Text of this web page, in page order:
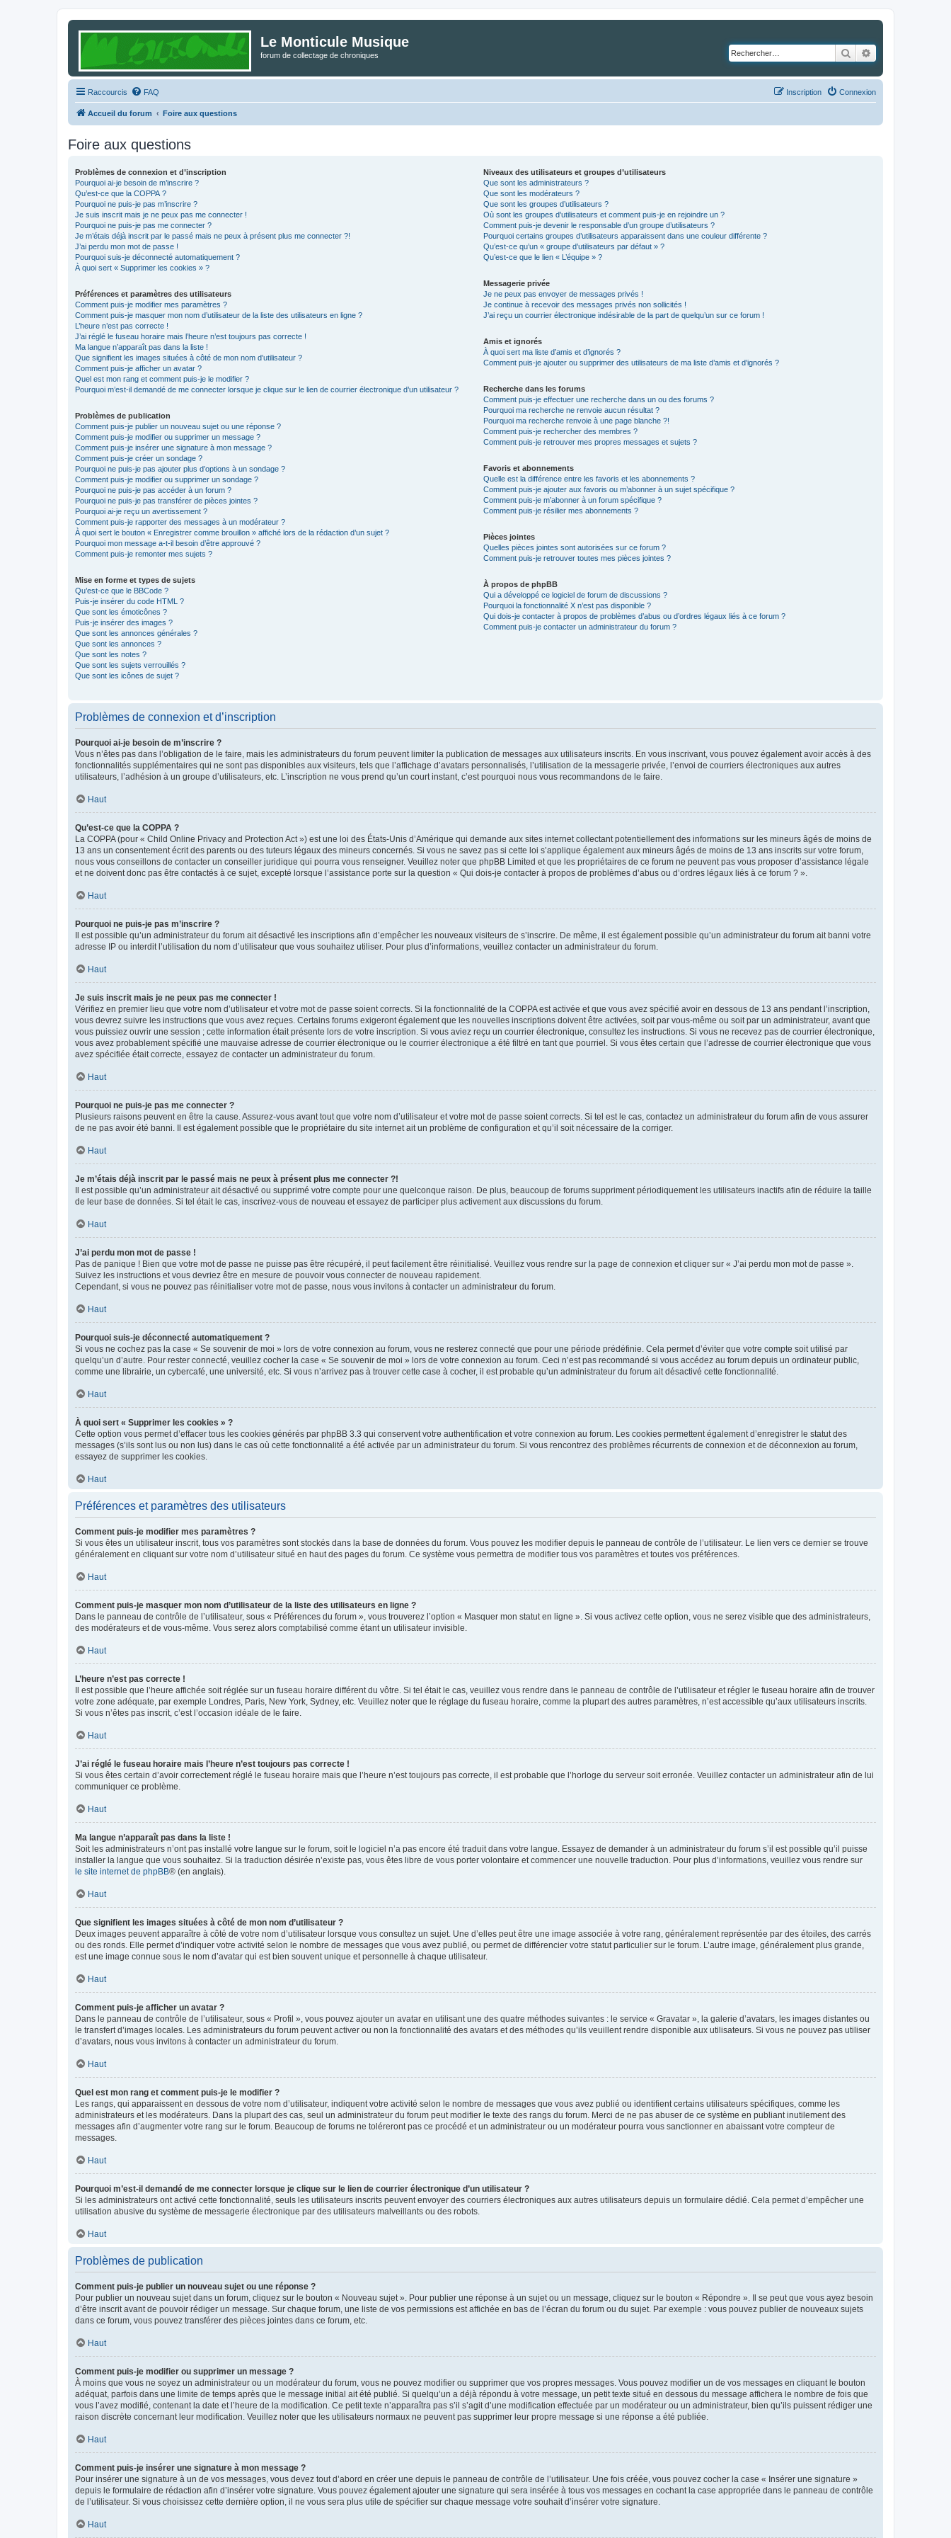
Le Monticule Musique
forum de collectage de chroniques Rechercher
Raccourcis FAQ Connexion
Inscription
Accueil du forum Foire aux questions
Foire aux questions
Problèmes de connexion et d’inscription
Pourquoi ai-je besoin de m’inscrire ?
Qu’est-ce que la COPPA ?
Pourquoi ne puis-je pas m’inscrire ?
Je suis inscrit mais je ne peux pas me connecter !
Pourquoi ne puis-je pas me connecter ?
Je m’étais déjà inscrit par le passé mais ne peux à présent plus me connecter ?!
J’ai perdu mon mot de passe !
Pourquoi suis-je déconnecté automatiquement ?
À quoi sert « Supprimer les cookies » ?
Préférences et paramètres des utilisateurs
Comment puis-je modifier mes paramètres ?
Comment puis-je masquer mon nom d’utilisateur de la liste des utilisateurs en ligne ?
L’heure n’est pas correcte !
J’ai réglé le fuseau horaire mais l’heure n’est toujours pas correcte !
Ma langue n’apparaît pas dans la liste !
Que signifient les images situées à côté de mon nom d’utilisateur ?
Comment puis-je afficher un avatar ?
Quel est mon rang et comment puis-je le modifier ?
Pourquoi m’est-il demandé de me connecter lorsque je clique sur le lien de courrier électronique d’un utilisateur ?
Problèmes de publication
Comment puis-je publier un nouveau sujet ou une réponse ?
Comment puis-je modifier ou supprimer un message ?
Comment puis-je insérer une signature à mon message ?
Comment puis-je créer un sondage ?
Pourquoi ne puis-je pas ajouter plus d’options à un sondage ?
Comment puis-je modifier ou supprimer un sondage ?
Pourquoi ne puis-je pas accéder à un forum ?
Pourquoi ne puis-je pas transférer de pièces jointes ?
Pourquoi ai-je reçu un avertissement ?
Comment puis-je rapporter des messages à un modérateur ?
À quoi sert le bouton « Enregistrer comme brouillon » affiché lors de la rédaction d’un sujet ?
Pourquoi mon message a-t-il besoin d’être approuvé ?
Comment puis-je remonter mes sujets ?
Mise en forme et types de sujets
Qu’est-ce que le BBCode ?
Puis-je insérer du code HTML ?
Que sont les émoticônes ?
Puis-je insérer des images ?
Que sont les annonces générales ?
Que sont les annonces ?
Que sont les notes ?
Que sont les sujets verrouillés ?
Que sont les icônes de sujet ?
Niveaux des utilisateurs et groupes d’utilisateurs
Que sont les administrateurs ?
Que sont les modérateurs ?
Que sont les groupes d’utilisateurs ?
Où sont les groupes d’utilisateurs et comment puis-je en rejoindre un ?
Comment puis-je devenir le responsable d’un groupe d’utilisateurs ?
Pourquoi certains groupes d’utilisateurs apparaissent dans une couleur différente ?
Qu’est-ce qu’un « groupe d’utilisateurs par défaut » ?
Qu’est-ce que le lien « L’équipe » ?
Messagerie privée
Je ne peux pas envoyer de messages privés !
Je continue à recevoir des messages privés non sollicités !
J’ai reçu un courrier électronique indésirable de la part de quelqu’un sur ce forum !
Amis et ignorés
À quoi sert ma liste d’amis et d’ignorés ?
Comment puis-je ajouter ou supprimer des utilisateurs de ma liste d’amis et d’ignorés ?
Recherche dans les forums
Comment puis-je effectuer une recherche dans un ou des forums ?
Pourquoi ma recherche ne renvoie aucun résultat ?
Pourquoi ma recherche renvoie à une page blanche ?!
Comment puis-je rechercher des membres ?
Comment puis-je retrouver mes propres messages et sujets ?
Favoris et abonnements
Quelle est la différence entre les favoris et les abonnements ?
Comment puis-je ajouter aux favoris ou m’abonner à un sujet spécifique ?
Comment puis-je m’abonner à un forum spécifique ?
Comment puis-je résilier mes abonnements ?
Pièces jointes
Quelles pièces jointes sont autorisées sur ce forum ?
Comment puis-je retrouver toutes mes pièces jointes ?
À propos de phpBB
Qui a développé ce logiciel de forum de discussions ?
Pourquoi la fonctionnalité X n’est pas disponible ?
Qui dois-je contacter à propos de problèmes d’abus ou d’ordres légaux liés à ce forum ?
Comment puis-je contacter un administrateur du forum ?
Problèmes de connexion et d’inscription
Pourquoi ai-je besoin de m’inscrire ?
Vous n’êtes pas dans l’obligation de le faire, mais les administrateurs du forum peuvent limiter la publication de messages aux utilisateurs inscrits. En vous inscrivant, vous pouvez également avoir accès à des
fonctionnalités supplémentaires qui ne sont pas disponibles aux visiteurs, tels que l’affichage d’avatars personnalisés, l’utilisation de la messagerie privée, l’envoi de courriers électroniques aux autres
utilisateurs, l’adhésion à un groupe d’utilisateurs, etc. L’inscription ne vous prend qu’un court instant, c’est pourquoi nous vous recommandons de le faire.
Haut
Qu’est-ce que la COPPA ?
La COPPA (pour « Child Online Privacy and Protection Act ») est une loi des États-Unis d’Amérique qui demande aux sites internet collectant potentiellement des informations sur les mineurs âgés de moins de
13 ans un consentement écrit des parents ou des tuteurs légaux des mineurs concernés. Si vous ne savez pas si cette loi s’applique également aux mineurs âgés de moins de 13 ans inscrits sur votre forum,
nous vous conseillons de contacter un conseiller juridique qui pourra vous renseigner. Veuillez noter que phpBB Limited et que les propriétaires de ce forum ne peuvent pas vous proposer d’assistance légale
et ne doivent donc pas être contactés à ce sujet, excepté lorsque l’assistance porte sur la question « Qui dois-je contacter à propos de problèmes d’abus ou d’ordres légaux liés à ce forum ? ».
Haut
Pourquoi ne puis-je pas m’inscrire ?
Il est possible qu’un administrateur du forum ait désactivé les inscriptions afin d’empêcher les nouveaux visiteurs de s’inscrire. De même, il est également possible qu’un administrateur du forum ait banni votre
adresse IP ou interdit l’utilisation du nom d’utilisateur que vous souhaitez utiliser. Pour plus d’informations, veuillez contacter un administrateur du forum.
Haut
Je suis inscrit mais je ne peux pas me connecter !
Vérifiez en premier lieu que votre nom d’utilisateur et votre mot de passe soient corrects. Si la fonctionnalité de la COPPA est activée et que vous avez spécifié avoir en dessous de 13 ans pendant l’inscription,
vous devrez suivre les instructions que vous avez reçues. Certains forums exigeront également que les nouvelles inscriptions doivent être activées, soit par vous-même ou soit par un administrateur, avant que
vous puissiez ouvrir une session ; cette information était présente lors de votre inscription. Si vous aviez reçu un courrier électronique, consultez les instructions. Si vous ne recevez pas de courrier électronique,
vous avez probablement spécifié une mauvaise adresse de courrier électronique ou le courrier électronique a été filtré en tant que pourriel. Si vous êtes certain que l’adresse de courrier électronique que vous
avez spécifiée était correcte, essayez de contacter un administrateur du forum.
Haut
Pourquoi ne puis-je pas me connecter ?
Plusieurs raisons peuvent en être la cause. Assurez-vous avant tout que votre nom d’utilisateur et votre mot de passe soient corrects. Si tel est le cas, contactez un administrateur du forum afin de vous assurer
de ne pas avoir été banni. Il est également possible que le propriétaire du site internet ait un problème de configuration et qu’il soit nécessaire de la corriger.
Haut
Je m’étais déjà inscrit par le passé mais ne peux à présent plus me connecter ?!
Il est possible qu’un administrateur ait désactivé ou supprimé votre compte pour une quelconque raison. De plus, beaucoup de forums suppriment périodiquement les utilisateurs inactifs afin de réduire la taille
de leur base de données. Si tel était le cas, inscrivez-vous de nouveau et essayez de participer plus activement aux discussions du forum.
Haut
J’ai perdu mon mot de passe !
Pas de panique ! Bien que votre mot de passe ne puisse pas être récupéré, il peut facilement être réinitialisé. Veuillez vous rendre sur la page de connexion et cliquer sur « J’ai perdu mon mot de passe ».
Suivez les instructions et vous devriez être en mesure de pouvoir vous connecter de nouveau rapidement.
Cependant, si vous ne pouvez pas réinitialiser votre mot de passe, nous vous invitons à contacter un administrateur du forum.
Haut
Pourquoi suis-je déconnecté automatiquement ?
Si vous ne cochez pas la case « Se souvenir de moi » lors de votre connexion au forum, vous ne resterez connecté que pour une période prédéfinie. Cela permet d’éviter que votre compte soit utilisé par
quelqu’un d’autre. Pour rester connecté, veuillez cocher la case « Se souvenir de moi » lors de votre connexion au forum. Ceci n’est pas recommandé si vous accédez au forum depuis un ordinateur public,
comme une librairie, un cybercafé, une université, etc. Si vous n’arrivez pas à trouver cette case à cocher, il est probable qu’un administrateur du forum ait désactivé cette fonctionnalité.
Haut
À quoi sert « Supprimer les cookies » ?
Cette option vous permet d’effacer tous les cookies générés par phpBB 3.3 qui conservent votre authentification et votre connexion au forum. Les cookies permettent également d’enregistrer le statut des
messages (s’ils sont lus ou non lus) dans le cas où cette fonctionnalité a été activée par un administrateur du forum. Si vous rencontrez des problèmes récurrents de connexion et de déconnexion au forum,
essayez de supprimer les cookies.
Haut
Préférences et paramètres des utilisateurs
Comment puis-je modifier mes paramètres ?
Si vous êtes un utilisateur inscrit, tous vos paramètres sont stockés dans la base de données du forum. Vous pouvez les modifier depuis le panneau de contrôle de l’utilisateur. Le lien vers ce dernier se trouve
généralement en cliquant sur votre nom d’utilisateur situé en haut des pages du forum. Ce système vous permettra de modifier tous vos paramètres et toutes vos préférences.
Haut
Comment puis-je masquer mon nom d’utilisateur de la liste des utilisateurs en ligne ?
Dans le panneau de contrôle de l’utilisateur, sous « Préférences du forum », vous trouverez l’option « Masquer mon statut en ligne ». Si vous activez cette option, vous ne serez visible que des administrateurs,
des modérateurs et de vous-même. Vous serez alors comptabilisé comme étant un utilisateur invisible.
Haut
L’heure n’est pas correcte !
Il est possible que l’heure affichée soit réglée sur un fuseau horaire différent du vôtre. Si tel était le cas, veuillez vous rendre dans le panneau de contrôle de l’utilisateur et régler le fuseau horaire afin de trouver
votre zone adéquate, par exemple Londres, Paris, New York, Sydney, etc. Veuillez noter que le réglage du fuseau horaire, comme la plupart des autres paramètres, n’est accessible qu’aux utilisateurs inscrits.
Si vous n’êtes pas inscrit, c’est l’occasion idéale de le faire.
Haut
J’ai réglé le fuseau horaire mais l’heure n’est toujours pas correcte !
Si vous êtes certain d’avoir correctement réglé le fuseau horaire mais que l’heure n’est toujours pas correcte, il est probable que l’horloge du serveur soit erronée. Veuillez contacter un administrateur afin de lui
communiquer ce problème.
Haut
Ma langue n’apparaît pas dans la liste !
Soit les administrateurs n’ont pas installé votre langue sur le forum, soit le logiciel n’a pas encore été traduit dans votre langue. Essayez de demander à un administrateur du forum s’il est possible qu’il puisse
installer la langue que vous souhaitez. Si la traduction désirée n’existe pas, vous êtes libre de vous porter volontaire et commencer une nouvelle traduction. Pour plus d’informations, veuillez vous rendre sur
le site internet de phpBB® (en anglais).
Haut
Que signifient les images situées à côté de mon nom d’utilisateur ?
Deux images peuvent apparaître à côté de votre nom d’utilisateur lorsque vous consultez un sujet. Une d’elles peut être une image associée à votre rang, généralement représentée par des étoiles, des carrés
ou des ronds. Elle permet d’indiquer votre activité selon le nombre de messages que vous avez publié, ou permet de différencier votre statut particulier sur le forum. L’autre image, généralement plus grande,
est une image connue sous le nom d’avatar qui est bien souvent unique et personnelle à chaque utilisateur.
Haut
Comment puis-je afficher un avatar ?
Dans le panneau de contrôle de l’utilisateur, sous « Profil », vous pouvez ajouter un avatar en utilisant une des quatre méthodes suivantes : le service « Gravatar », la galerie d’avatars, les images distantes ou
le transfert d’images locales. Les administrateurs du forum peuvent activer ou non la fonctionnalité des avatars et des méthodes qu’ils veuillent rendre disponible aux utilisateurs. Si vous ne pouvez pas utiliser
d’avatars, nous vous invitons à contacter un administrateur du forum.
Haut
Quel est mon rang et comment puis-je le modifier ?
Les rangs, qui apparaissent en dessous de votre nom d’utilisateur, indiquent votre activité selon le nombre de messages que vous avez publié ou identifient certains utilisateurs spécifiques, comme les
administrateurs et les modérateurs. Dans la plupart des cas, seul un administrateur du forum peut modifier le texte des rangs du forum. Merci de ne pas abuser de ce système en publiant inutilement des
messages afin d’augmenter votre rang sur le forum. Beaucoup de forums ne toléreront pas ce procédé et un administrateur ou un modérateur pourra vous sanctionner en abaissant votre compteur de
messages.
Haut
Pourquoi m’est-il demandé de me connecter lorsque je clique sur le lien de courrier électronique d’un utilisateur ?
Si les administrateurs ont activé cette fonctionnalité, seuls les utilisateurs inscrits peuvent envoyer des courriers électroniques aux autres utilisateurs depuis un formulaire dédié. Cela permet d’empêcher une
utilisation abusive du système de messagerie électronique par des utilisateurs malveillants ou des robots.
Haut
Problèmes de publication
Comment puis-je publier un nouveau sujet ou une réponse ?
Pour publier un nouveau sujet dans un forum, cliquez sur le bouton « Nouveau sujet ». Pour publier une réponse à un sujet ou un message, cliquez sur le bouton « Répondre ». Il se peut que vous ayez besoin
d’être inscrit avant de pouvoir rédiger un message. Sur chaque forum, une liste de vos permissions est affichée en bas de l’écran du forum ou du sujet. Par exemple : vous pouvez publier de nouveaux sujets
dans ce forum, vous pouvez transférer des pièces jointes dans ce forum, etc.
Haut
Comment puis-je modifier ou supprimer un message ?
À moins que vous ne soyez un administrateur ou un modérateur du forum, vous ne pouvez modifier ou supprimer que vos propres messages. Vous pouvez modifier un de vos messages en cliquant le bouton
adéquat, parfois dans une limite de temps après que le message initial ait été publié. Si quelqu’un a déjà répondu à votre message, un petit texte situé en dessous du message affichera le nombre de fois que
vous l’avez modifié, contenant la date et l’heure de la modification. Ce petit texte n’apparaîtra pas s’il s’agit d’une modification effectuée par un modérateur ou un administrateur, bien qu’ils puissent rédiger une
raison discrète concernant leur modification. Veuillez noter que les utilisateurs normaux ne peuvent pas supprimer leur propre message si une réponse a été publiée.
Haut
Comment puis-je insérer une signature à mon message ?
Pour insérer une signature à un de vos messages, vous devez tout d’abord en créer une depuis le panneau de contrôle de l’utilisateur. Une fois créée, vous pouvez cocher la case « Insérer une signature »
depuis le formulaire de rédaction afin d’insérer votre signature. Vous pouvez également ajouter une signature qui sera insérée à tous vos messages en cochant la case appropriée dans le panneau de contrôle
de l’utilisateur. Si vous choisissez cette dernière option, il ne vous sera plus utile de spécifier sur chaque message votre souhait d’insérer votre signature.
Haut